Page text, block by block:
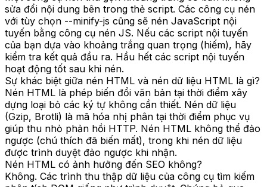
sửa đổi nội dung bên trong thẻ script. Các công cụ nén
với tùy chọn --minify-js cũng sẽ nén JavaScript nội
tuyến bằng công cụ nén JS. Nếu các script nội tuyến
của bạn dựa vào khoảng trắng quan trọng (hiếm), hãy
kiểm tra kết quả đầu ra. Hầu hết các script nội tuyến
hoạt động tốt sau khi nén.
Sự khác biệt giữa nén HTML và nén dữ liệu HTML là gì?
Nén HTML là phép biến đổi văn bản tại thời điểm xây
dựng loại bỏ các ký tự không cần thiết. Nén dữ liệu
(Gzip, Brotli) là mã hóa nhị phân tại thời điểm phục vụ
giúp thu nhỏ phản hồi HTTP. Nén HTML không thể đảo
ngược (chú thích đã biến mất), trong khi nén dữ liệu
được trình duyệt đảo ngược khi nhận.
Nén HTML có ảnh hưởng đến SEO không?
Không. Các trình thu thập dữ liệu của công cụ tìm kiếm